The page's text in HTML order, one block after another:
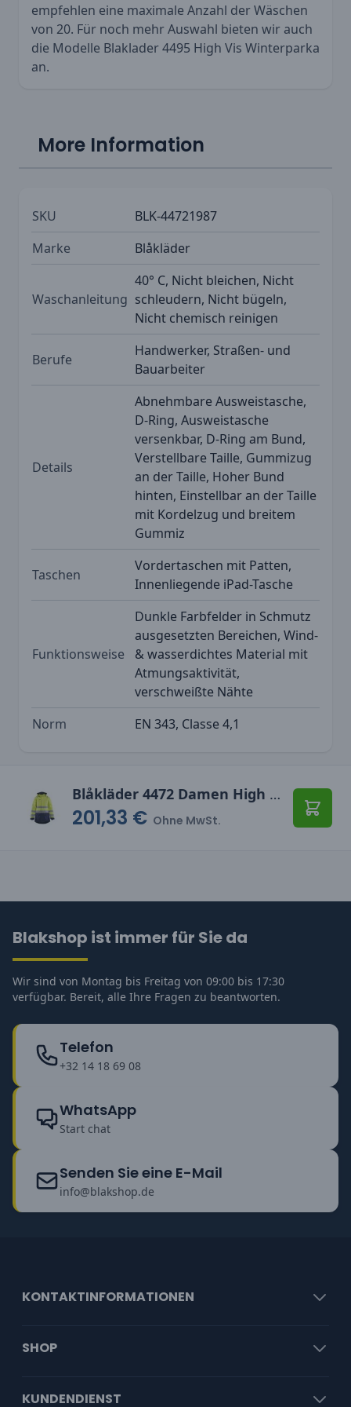
empfehlen eine maximale Anzahl der Wäschen
von 20. Für noch mehr Auswahl bieten wir auch
die Modelle Blaklader 4495 High Vis Winterparka
an.
More Information
SKU
BLK-44721987
Marke
Blåkläder
Waschanleitung
40° C, Nicht bleichen, Nicht
schleudern, Nicht bügeln,
Nicht chemisch reinigen
Berufe
Handwerker, Straßen- und
Bauarbeiter
Details
Abnehmbare Ausweistasche,
D-Ring, Ausweistasche
versenkbar, D-Ring am Bund,
Verstellbare Taille, Gummizug
an der Taille, Hoher Bund
hinten, Einstellbar an der Taille
mit Kordelzug und breitem
Gummiz
Taschen
Vordertaschen mit Patten,
Innenliegende iPad-Tasche
Funktionsweise
Dunkle Farbfelder in Schmutz
ausgesetzten Bereichen, Wind-
& wasserdichtes Material mit
Atmungsaktivität,
verschweißte Nähte
Norm
EN 343, Classe 4,1
Blåkläder 4472 Damen High Vis Winterparka
201,33 € Ohne MwSt. In
Blakshop ist immer für Sie da
Wir sind von Montag bis Freitag von 09:00 bis 17:30
verfügbar. Bereit, alle Ihre Fragen zu beantworten.
Telefon
+32 14 18 69 08
WhatsApp
Start chat
Senden Sie eine E-Mail
info@blakshop.de
KONTAKTINFORMATIONEN
SHOP
KUNDENDIENST